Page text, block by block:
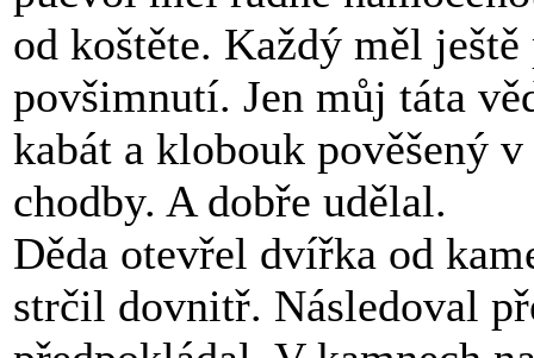
od koštěte. Každý měl
povšimnutí. Jen můj táta
kabát a klobouk pověšený
chodby. A dobře udělal.
Děda otevřel dvířka od
strčil dovnitř. Následoval